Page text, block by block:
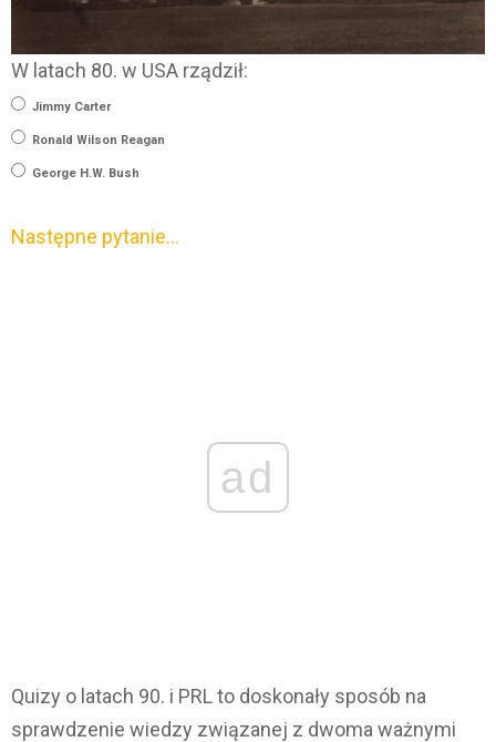
W latach 80. w USA rządził:
Jimmy Carter
Ronald Wilson Reagan
George H.W. Bush
Następne pytanie…
ad
Quizy o latach 90. i PRL to doskonały sposób na
sprawdzenie wiedzy związanej z dwoma ważnymi